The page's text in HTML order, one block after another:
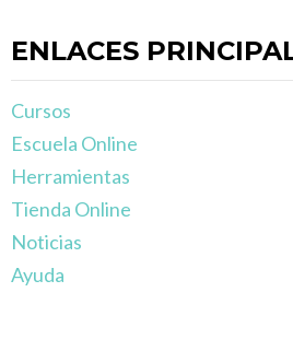
ENLACES
Cursos
Escuela Online
Herramientas
Tienda Online
Noticias
Ayuda